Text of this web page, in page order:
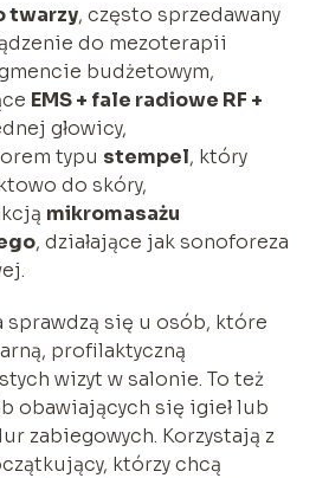
twarzy, często sprzedawany
do mezoterapii
budżetowym,
EMS + fale radiowe RF +
głowicy,
typu stempel, który
do skóry,
mikromasażu
, działające jak sonoforeza
sprawdzą się u osób, które
profilaktyczną
wizyt w salonie. To też
obawiających się igieł lub
zabiegowych. Korzystają z
którzy chcą